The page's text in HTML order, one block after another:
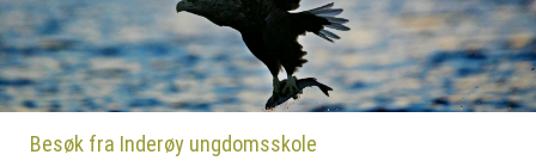
Besøk fra Inderøy ungdomsskole